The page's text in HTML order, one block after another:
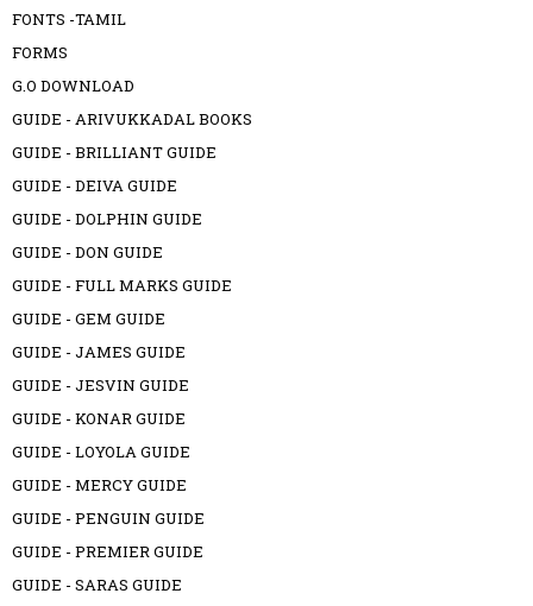
FONTS -TAMIL
FORMS
G.O DOWNLOAD
GUIDE - ARIVUKKADAL BOOKS
GUIDE - BRILLIANT GUIDE
GUIDE - DEIVA GUIDE
GUIDE - DOLPHIN GUIDE
GUIDE - DON GUIDE
GUIDE - FULL MARKS GUIDE
GUIDE - GEM GUIDE
GUIDE - JAMES GUIDE
GUIDE - JESVIN GUIDE
GUIDE - KONAR GUIDE
GUIDE - LOYOLA GUIDE
GUIDE - MERCY GUIDE
GUIDE - PENGUIN GUIDE
GUIDE - PREMIER GUIDE
GUIDE - SARAS GUIDE